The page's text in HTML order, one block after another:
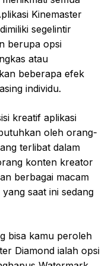
Kinemaster
segelintir
berupa opsi
atau
beberapa efek
individu.
kreatif aplikasi
oleh orang-
terlibat dalam
konten kreator
berbagai macam
saat ini sedang
bisa kamu peroleh
Diamond ialah opsi